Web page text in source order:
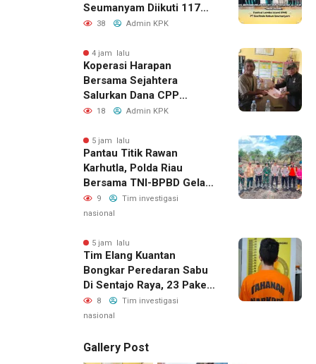
Seumanyam Diikuti 117
Pelajar, H. Ricky Dorong
Berprestasi
38 Admin KPK
4 jam lalu
Koperasi Harapan
Bersama Sejahtera
Salurkan Dana CPP
kepada 143 Calon Petani
PT WIN Terus Diperkuat
18 Admin KPK
5 jam lalu
Pantau Titik Rawan
Karhutla, Polda Riau
Bersama TNI-BPBD Gelar
Patroli Udara Dan Darat
9
Tim investigasi
nasional
5 jam lalu
Tim Elang Kuantan
Bongkar Peredaran Sabu
Di Sentajo Raya, 23 Paket
Diamankan
8
Tim investigasi
nasional
Gallery Post